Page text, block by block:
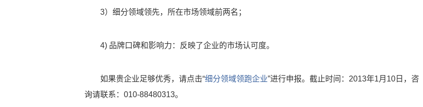
3）细分领域领先，所在市场领域前两名；
4) 品牌口碑和影响力：反映了企业的市场认可度。
如果贵企业足够优秀，请点击“细分领域领跑企业”进行申报。截止时间：2013年1月10日，咨
询请联系：010-88480313。